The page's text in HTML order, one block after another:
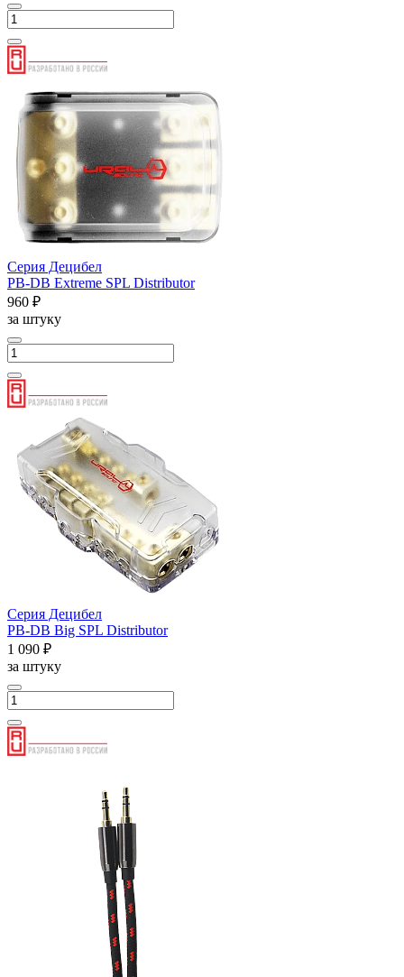
Серия Децибел
PB-DB Extreme SPL Distributor
960 ₽
за штуку
Серия Децибел
PB-DB Big SPL Distributor
1 090 ₽
за штуку